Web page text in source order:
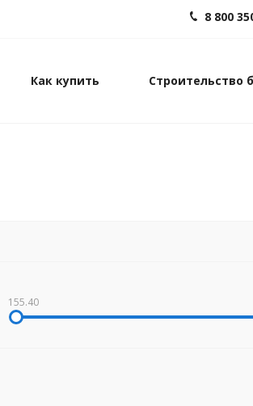
8 800
Как купить Строительство
155.40